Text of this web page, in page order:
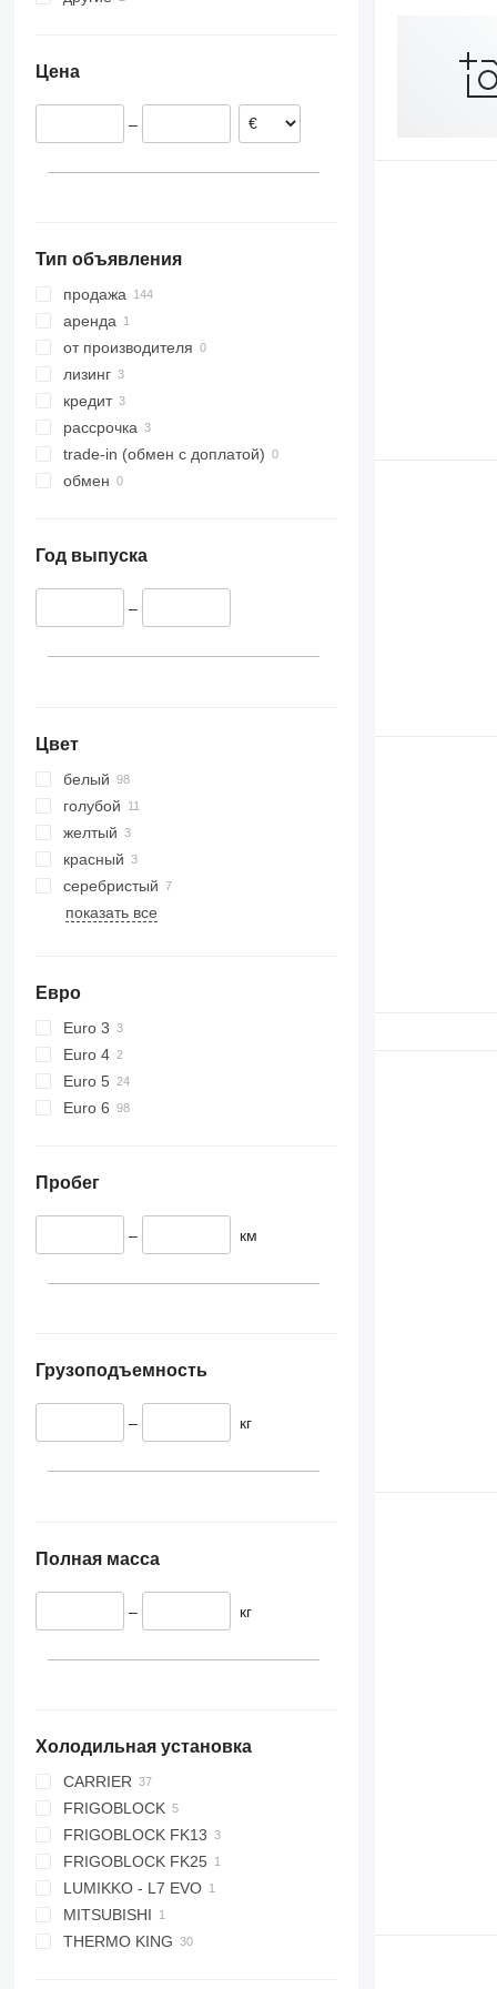
Hannover
Trier
Румыния
Бельгия
Цена
–
Тип объявления
продажа
аренда
от производителя
лизинг
кредит
рассрочка
trade-in (обмен с доплатой)
обмен
Год выпуска
–
Цвет
белый
голубой
желтый
красный
серебристый
показать все
Евро
Euro 3
Euro 4
Euro 5
Euro 6
Пробег
– км
Грузоподъемность
– кг
Полная масса
– кг
Холодильная установка
CARRIER
MAXIMA
SUPRA
SUPRA 550
SUPRA 850
SUPRA 850 MT
SUPRA 950
FRIGOBLOCK
FRIGOBLOCK FK13
FRIGOBLOCK FK25
LUMIKKO - L7 EVO
MITSUBISHI
THERMO KING